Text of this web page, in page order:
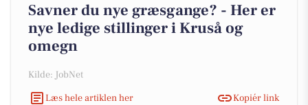
Savner du nye græsgange? - Her er
nye ledige stillinger i Kruså og
omegn
Kilde: JobNet
Læs hele artiklen her
Kopiér link